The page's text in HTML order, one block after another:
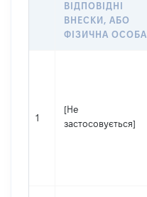
ВІДПОВІДНІ
ВНЕСКИ, АБО
ФІЗИЧНА ОСОБА
1
[Не
застосовується]